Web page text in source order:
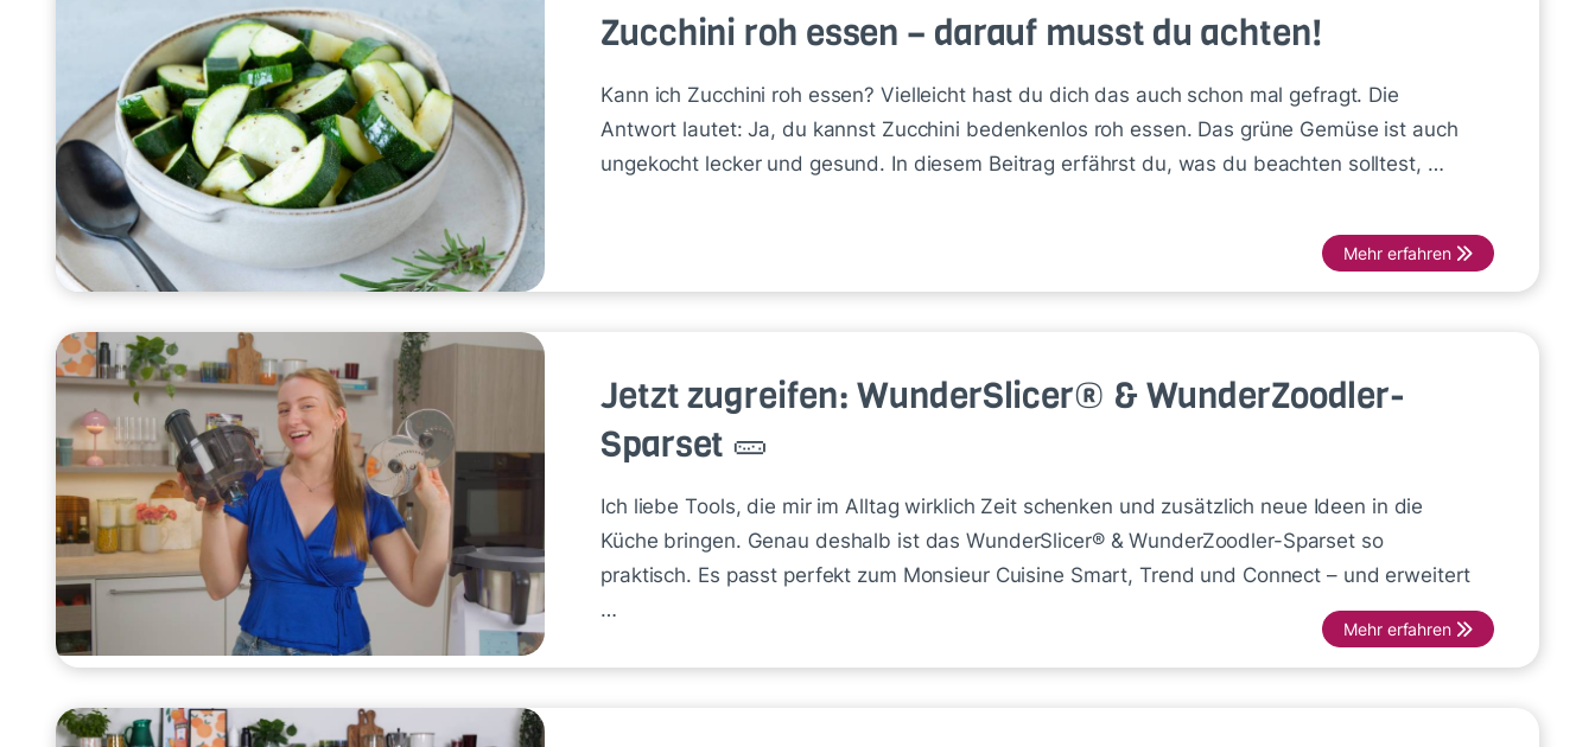
Zucchini roh essen – darauf musst du achten!
Kann ich Zucchini roh essen? Vielleicht hast du dich das auch schon mal gefragt. Die
Antwort lautet: Ja, du kannst Zucchini bedenkenlos roh essen. Das grüne Gemüse ist auch
ungekocht lecker und gesund. In diesem Beitrag erfährst du, was du beachten solltest, …
Mehr erfahren
Jetzt zugreifen: WunderSlicer® & WunderZoodler-
Sparset 🥒
Ich liebe Tools, die mir im Alltag wirklich Zeit schenken und zusätzlich neue Ideen in die
Küche bringen. Genau deshalb ist das WunderSlicer® & WunderZoodler-Sparset so
praktisch. Es passt perfekt zum Monsieur Cuisine Smart, Trend und Connect – und erweitert
…
Mehr erfahren